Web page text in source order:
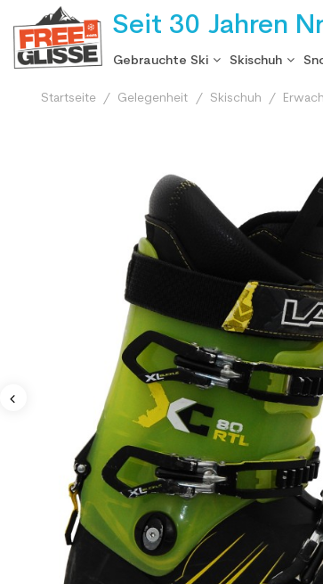
Seit 30 Jahren
Gebrauchte Ski Skischuh
Startseite Gelegenheit Skischuh